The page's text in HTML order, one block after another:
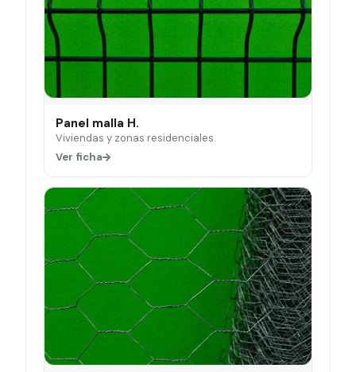
Panel malla H.
Viviendas y zonas residenciales.
Ver ficha